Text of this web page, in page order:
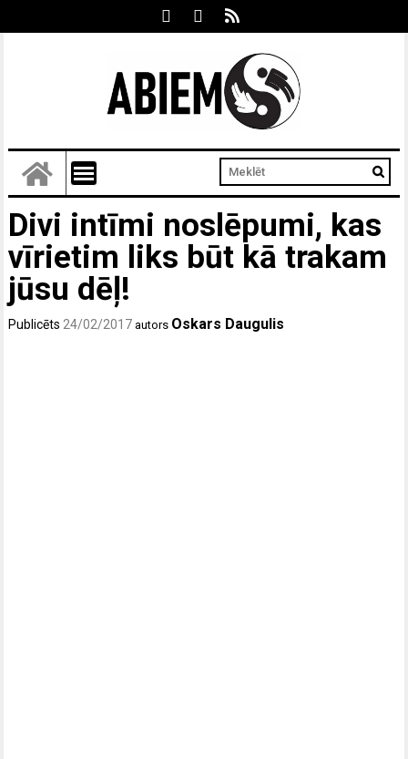
Divi intīmi noslēpumi, kas
vīrietim liks būt kā trakam
jūsu dēļ!
Publicēts 24/02/2017 autors Oskars Daugulis